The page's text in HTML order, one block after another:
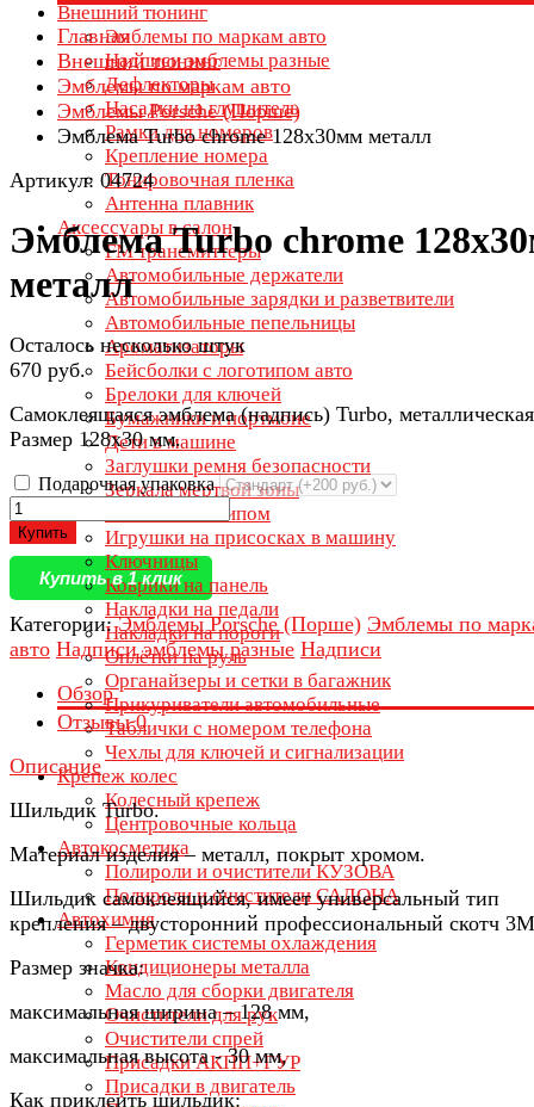
Внешний тюнинг
Эмблемы по маркам авто
Надписи эмблемы разные
Дефлекторы
Насадки на глушитель
Рамки для номеров
Крепление номера
Тонировочная пленка
Антенна плавник
Аксессуары в салон
FM трансмиттеры
Автомобильные держатели
Автомобильные зарядки и разветвители
Автомобильные пепельницы
Ароматизаторы
Бейсболки с логотипом авто
Брелоки для ключей
Бумажники и портмоне
Дети в машине
Заглушки ремня безопасности
Зеркала мертвой зоны
Зонты с логотипом
Игрушки на присосках в машину
Ключницы
Коврики на панель
Накладки на педали
Накладки на пороги
Оплётки на руль
Органайзеры и сетки в багажник
Прикуриватели автомобильные
Таблички с номером телефона
Чехлы для ключей и сигнализации
Крепеж колес
Колесный крепеж
Центровочные кольца
Автокосметика
Полироли и очистители КУЗОВА
Полироли и очистители САЛОНА
Автохимия
Герметик системы охлаждения
Кондиционеры металла
Масло для сборки двигателя
Очистители для рук
Очистители спрей
Присадки АКПП+ГУР
Присадки в двигатель
Главная
Внешний тюнинг
Эмблемы по маркам авто
Эмблемы Porsche (Порше)
Эмблема Turbo chrome 128х30мм металл
Артикул: 04724
Эмблема Turbo chrome
металл
Осталось несколько штук
670 руб.
Самоклеящаяся эмблема (надпись) Turbo,
Размер 128х30 мм.
Подарочная упаковка
Купить
Купить в 1 клик
Категории:Эмблемы Porsche (Порше) Эмблемы по
авто Надписи эмблемы разные Надписи
Обзор
Отзывы0
Описание
Шильдик Turbo.
Материал изделия – металл, покрыт хромом.
Шильдик самоклеящийся, имеет универсальный тип
крепления – двусторонний профессиональный скотч
Размер значка:
максимальная ширина – 128 мм,
максимальная высота - 30 мм,
Как приклеить шильдик: